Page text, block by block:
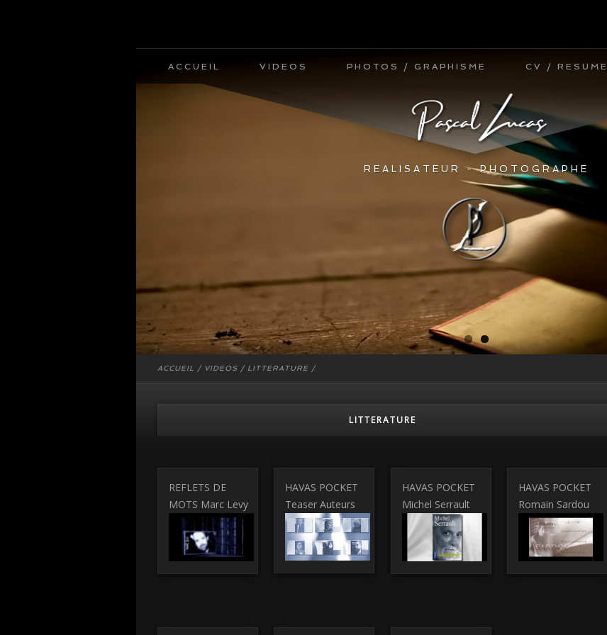
ACCUEIL VIDEOS PHOTOS / GRAPHISME CV / RESUME
REALISATEUR - PHOTOGRAPHE
ACCUEIL VIDEOS PHOTOS / GRAPHISME CV / RESUME
ACCUEIL / VIDEOS / LITTERATURE /
LITTERATURE
REFLETS DE
MOTS Marc Levy
HAVAS POCKET
Teaser Auteurs
HAVAS POCKET
Michel Serrault
HAVAS POCKET
Romain Sardou